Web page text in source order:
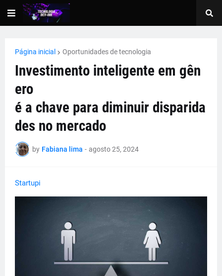
Página inicial Oportunidades de tecnologia
Investimento inteligente em gên
ero
é a chave para diminuir disparida
des no mercado
by Fabiana lima - agosto 25, 2024
Startupi